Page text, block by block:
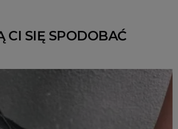
CI SIĘ SPODOBAĆ